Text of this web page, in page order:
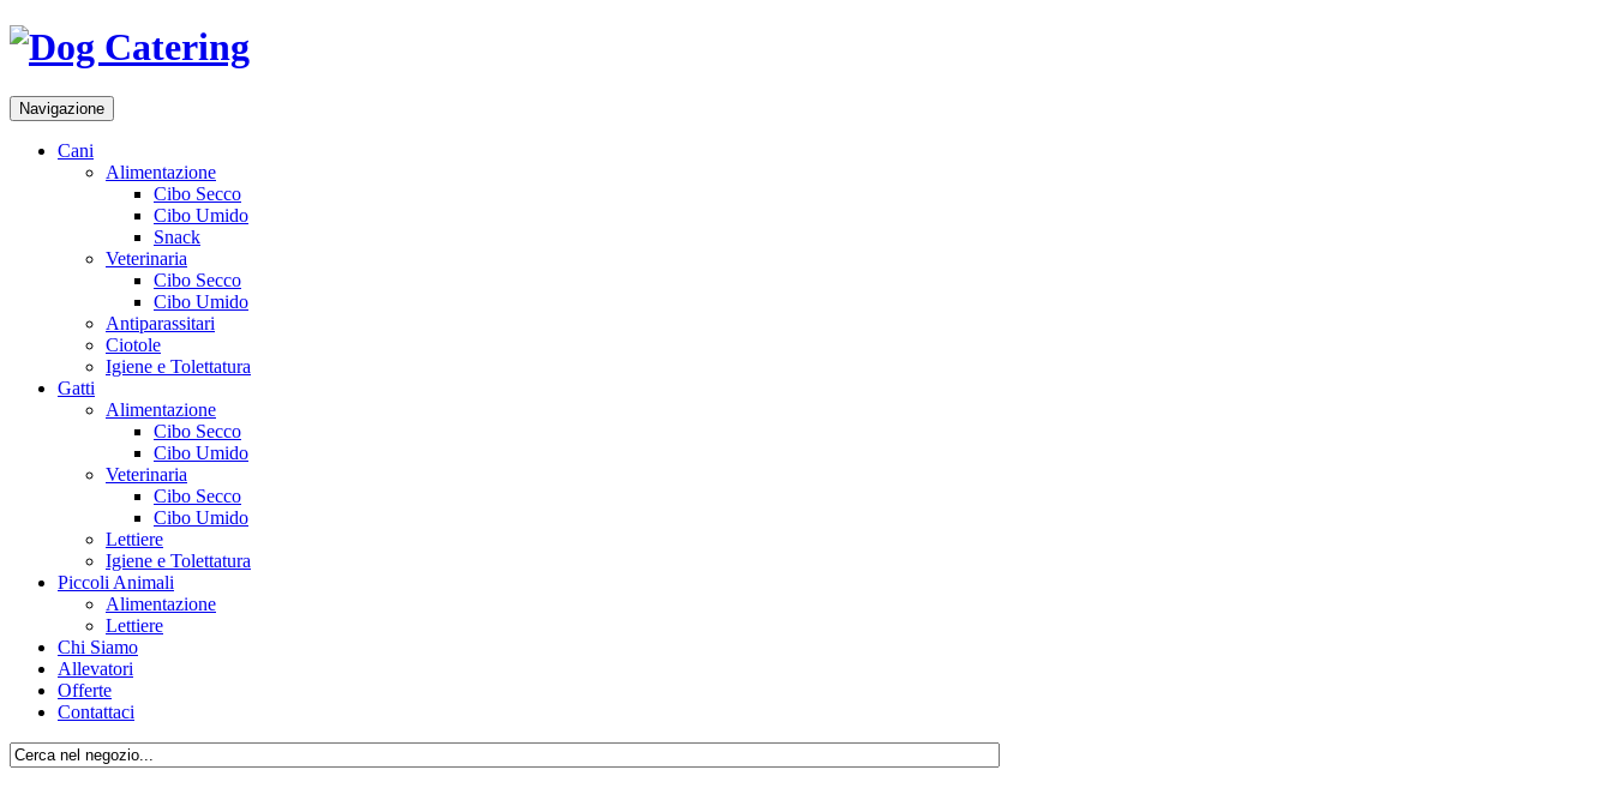
Navigazione
Cani
Alimentazione
Cibo Secco
Cibo Umido
Snack
Veterinaria
Cibo Secco
Cibo Umido
Antiparassitari
Ciotole
Igiene e Tolettatura
Gatti
Alimentazione
Cibo Secco
Cibo Umido
Veterinaria
Cibo Secco
Cibo Umido
Lettiere
Igiene e Tolettatura
Piccoli Animali
Alimentazione
Lettiere
Chi Siamo
Allevatori
Offerte
Contattaci